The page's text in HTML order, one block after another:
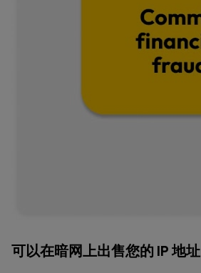
可以在暗网上出售您的 IP 地址